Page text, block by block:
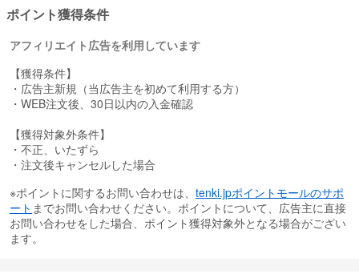
・ドレスリフト デイエマルジョン 15mL
・ドレスリフト ナイトクリーム 8g
・アイ リンクルセラム 3g（約24回分）
（２）価格
1,200円（税込）
※アテニア初めての方は送料無料
◆特長◆
スキンケアの効果を実感しにくくなっている40代に向けて、
・うるおいを与え角層をほぐし、スキンケアが浸透する＝効く肌に
整える（浸透強化 EGT＊） ⇒届くケア
・コラーゲンを産生し、シワを改善（ナイアシンアミド）⇒生み出
すケア
ポイント獲得条件
アフィリエイト広告を利用しています
【獲得条件】
・広告主新規（当広告主を初めて利用する方）
・WEB注文後、30日以内の入金確認
【獲得対象外条件】
・不正、いたずら
・注文後キャンセルした場合
※ポイントに関するお問い合わせは、 tenki.jpポイントモールのサポ
ート までお問い合わせください。ポイントについて、広告主に直接
お問い合わせをした場合、ポイント獲得対象外となる場合がござい
ます。